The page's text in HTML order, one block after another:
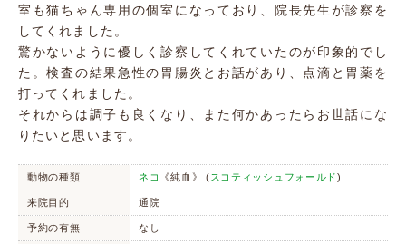
室も猫ちゃん専用の個室になっており、院長先生が診察を
してくれました。
驚かないように優しく診察してくれていたのが印象的でし
た。検査の結果急性の胃腸炎とお話があり、点滴と胃薬を
打ってくれました。
それからは調子も良くなり、また何かあったらお世話にな
りたいと思います。
動物の種類 ネコ 《純血》 (スコティッシュフォールド)
来院目的 通院
予約の有無 なし